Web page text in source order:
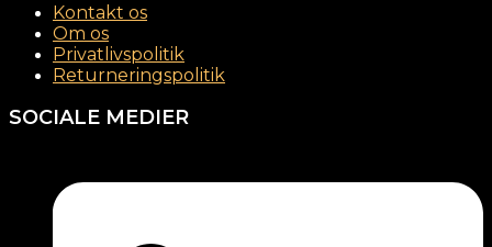
Kontakt os
Om os
Privatlivspolitik
Returneringspolitik
SOCIALE MEDIER